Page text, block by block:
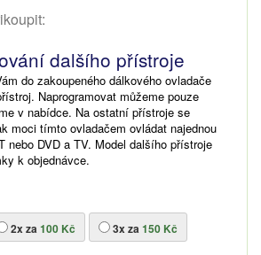
dalšího přístroje
do zakoupeného dálkového ovladače
Naprogramovat můžeme pouze
v nabídce. Na ostatní přístroje se
moci tímto ovladačem ovládat najednou
nebo DVD a TV. Model dalšího přístroje
k objednávce.
2x za100 Kč 3x za150 Kč